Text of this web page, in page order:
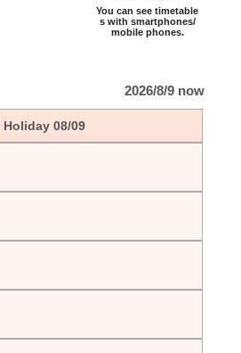
You can see timetable
s with smartphones/
mobile phones.
2026/8/9 now
Holiday 08/09